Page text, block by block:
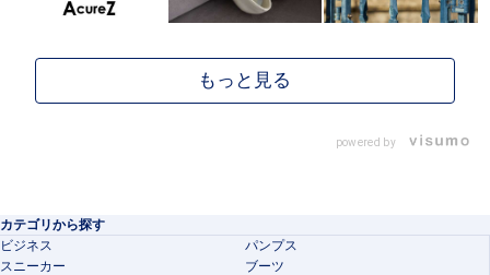
powered by
カテゴリから探す
ビジネス
パンプス
スニーカー
ブーツ